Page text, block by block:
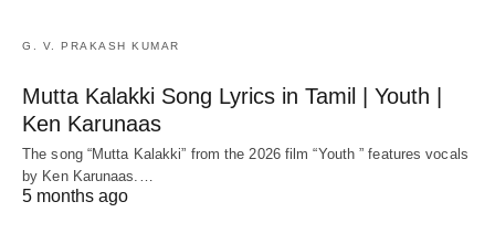
G. V. PRAKASH KUMAR
Mutta Kalakki Song Lyrics in Tamil | Youth |
Ken Karunaas
The song “Mutta Kalakki” from the 2026 film “Youth ” features vocals
by Ken Karunaas.…
5 months ago